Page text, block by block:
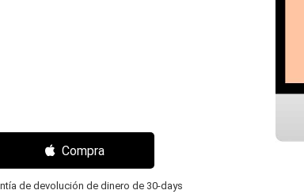
Compra
de devolución de dinero de 30-days